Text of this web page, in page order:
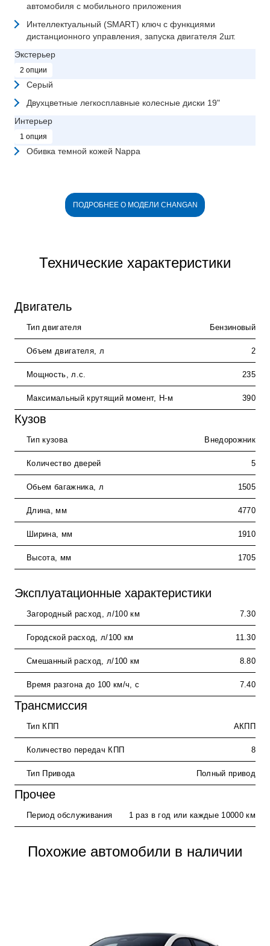
автомобиля с мобильного приложения
Интеллектуальный (SMART) ключ с функциями
дистанционного управления, запуска двигателя 2шт.
Экстерьер
2 опции
Серый
Двухцветные легкосплавные колесные диски 19"
Интерьер
1 опция
Обивка темной кожей Nappa
ПОДРОБНЕЕ О МОДЕЛИ CHANGAN
Технические характеристики
Двигатель
Тип двигателя Бензиновый
Объем двигателя, л 2
Мощность, л.с. 235
Максимальный крутящий момент, Н-м 390
Кузов
Тип кузова Внедорожник
Количество дверей 5
Обьем багажника, л 1505
Длина, мм 4770
Ширина, мм 1910
Высота, мм 1705
Эксплуатационные характеристики
Загородный расход, л/100 км 7.30
Городской расход, л/100 км 11.30
Смешанный расход, л/100 км 8.80
Время разгона до 100 км/ч, с 7.40
Трансмиссия
Тип КПП АКПП
Количество передач КПП 8
Тип Привода Полный привод
Прочее
Период обслуживания 1 раз в год или каждые 10000 км
Похожие автомобили в наличии